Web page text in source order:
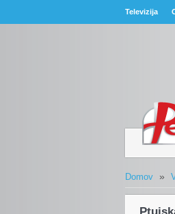
Televizija
Domov »